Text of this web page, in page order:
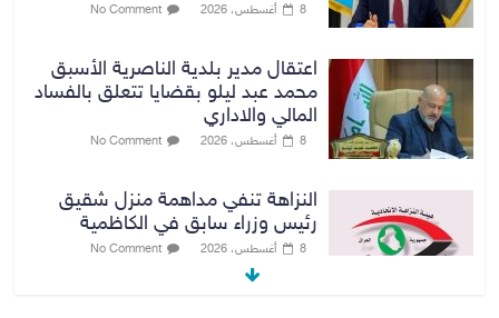
8 أغسطس، 2026 No Comment
اعتقال مدير بلدية الناصرية الأسبق
محمد عبد ليلو بقضايا تتعلق بالفساد
المالي والاداري
8 أغسطس، 2026 No Comment
النزاهة تنفي مداهمة منزل شقيق
رئيس وزراء سابق في الكاظمية
8 أغسطس، 2026 No Comment